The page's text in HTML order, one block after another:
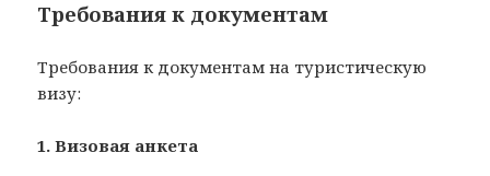
Требования к документам
Требования к документам на туристическую
визу:
1. Визовая анкета